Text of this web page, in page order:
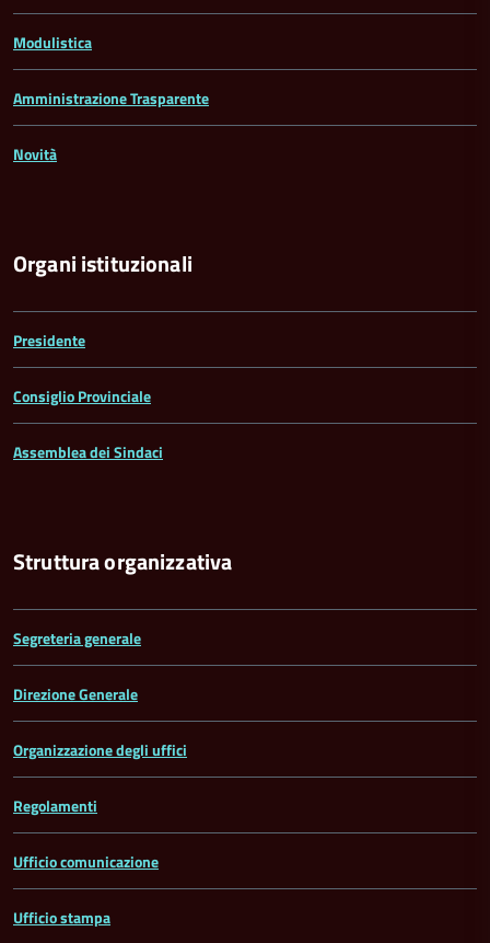
Modulistica
Amministrazione Trasparente
Novità
Organi istituzionali
Presidente
Consiglio Provinciale
Assemblea dei Sindaci
Struttura organizzativa
Segreteria generale
Direzione Generale
Organizzazione degli uffici
Regolamenti
Ufficio comunicazione
Ufficio stampa